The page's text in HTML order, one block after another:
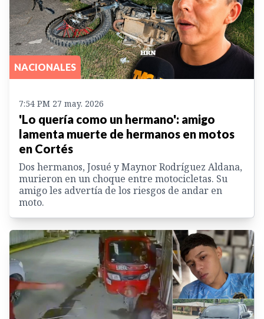
NACIONALES
7:54 PM 27 may. 2026
'Lo quería como un hermano': amigo
lamenta muerte de hermanos en motos
en Cortés
Dos hermanos, Josué y Maynor Rodríguez Aldana,
murieron en un choque entre motocicletas. Su
amigo les advertía de los riesgos de andar en
moto.